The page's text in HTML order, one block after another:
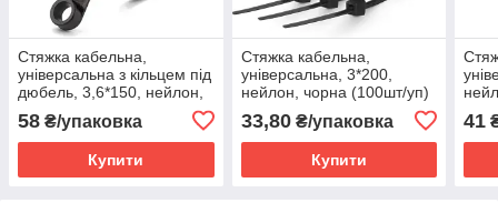
Стяжка кабельна,
універсальна з кільцем під
дюбель, 3,6*150, нейлон,
58 ₴/упаковка
Купити
Стяжка кабельна,
універсальна, 3*200,
нейлон, чорна (100шт/уп)
33,80₴/упаковка
Купити
41